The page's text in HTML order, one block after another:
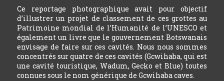
Ce reportage photographique avait pour objectif
d’illustrer un projet de classement de ces grottes au
Patrimoine mondial de l’Humanité de l’UNESCO et
également un livre que le gouvernement Botswanais
envisage de faire sur ces cavités. Nous nous sommes
concentrés sur quatre de ces cavités (Gcwihaba, qui est
une cavité touristique, Wadum, Gecko et Blue) toutes
connues sous le nom générique de Gcwihaba caves.